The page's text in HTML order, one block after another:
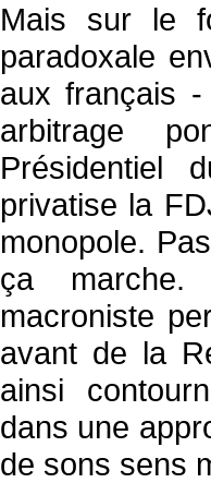
Mais sur le
paradoxale
aux français
arbitrage
privatise la
monopole.
ça marche.
macroniste
avant de la
ainsi
dans une
de sons sens